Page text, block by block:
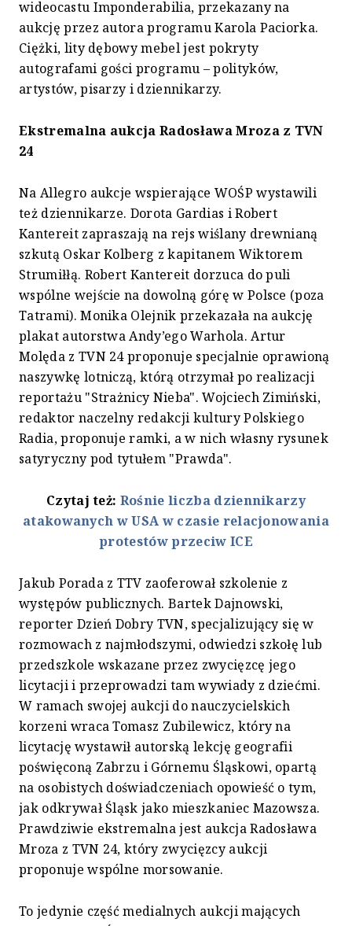
wideocastu Imponderabilia, przekazany na
aukcję przez autora programu Karola Paciorka.
Ciężki, lity dębowy mebel jest pokryty
autografami gości programu – polityków,
artystów, pisarzy i dziennikarzy.
Ekstremalna aukcja Radosława Mroza z TVN
24
Na Allegro aukcje wspierające WOŚP wystawili
też dziennikarze. Dorota Gardias i Robert
Kantereit zapraszają na rejs wiślany drewnianą
szkutą Oskar Kolberg z kapitanem Wiktorem
Strumiłłą. Robert Kantereit dorzuca do puli
wspólne wejście na dowolną górę w Polsce (poza
Tatrami). Monika Olejnik przekazała na aukcję
plakat autorstwa Andy’ego Warhola. Artur
Molęda z TVN 24 proponuje specjalnie oprawioną
naszywkę lotniczą, którą otrzymał po realizacji
reportażu "Strażnicy Nieba". Wojciech Zimiński,
redaktor naczelny redakcji kultury Polskiego
Radia, proponuje ramki, a w nich własny rysunek
satyryczny pod tytułem "Prawda".
Czytaj też: Rośnie liczba dziennikarzy
atakowanych w USA w czasie relacjonowania
protestów przeciw ICE
Jakub Porada z TTV zaoferował szkolenie z
występów publicznych. Bartek Dajnowski,
reporter Dzień Dobry TVN, specjalizujący się w
rozmowach z najmłodszymi, odwiedzi szkołę lub
przedszkole wskazane przez zwycięzcę jego
licytacji i przeprowadzi tam wywiady z dziećmi.
W ramach swojej aukcji do nauczycielskich
korzeni wraca Tomasz Zubilewicz, który na
licytację wystawił autorską lekcję geografii
poświęconą Zabrzu i Górnemu Śląskowi, opartą
na osobistych doświadczeniach opowieść o tym,
jak odkrywał Śląsk jako mieszkaniec Mazowsza.
Prawdziwie ekstremalna jest aukcja Radosława
Mroza z TVN 24, który zwycięzcy aukcji
proponuje wspólne morsowanie.
To jedynie część medialnych aukcji mających